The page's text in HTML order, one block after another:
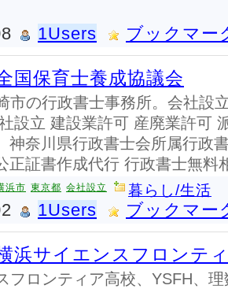
1Users ブックマー
国保育士養成協議会
市の行政書士事務所。会社設
設立 建設業許可 産廃業許可
神奈川県行政書士会所属行政
正証書作成代行 行政書士無料
浜市 東京都 会社設立 暮らし/生活
1Users ブックマー
浜サイエンスフロンテ
フロンティア高校、YSFH、